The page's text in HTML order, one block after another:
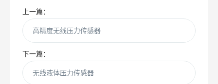
上一篇：
高精度无线压力传感器
下一篇：
无线液体压力传感器